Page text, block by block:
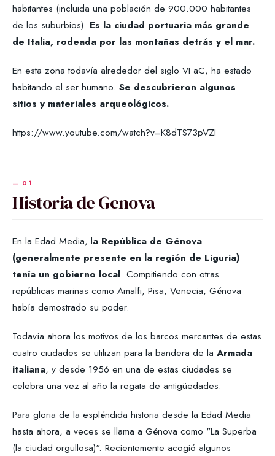
habitantes (incluida una población de 900.000 habitantes
de los suburbios). Es la ciudad portuaria más grande
de Italia, rodeada por las montañas detrás y el mar.
En esta zona todavía alrededor del siglo VI aC, ha estado
habitando el ser humano. Se descubrieron algunos
sitios y materiales arqueológicos.
https://www.youtube.com/watch?v=K8dTS73pVZI
Historia de Genova
En la Edad Media, la República de Génova
(generalmente presente en la región de Liguria)
tenía un gobierno local. Compitiendo con otras
repúblicas marinas como Amalfi, Pisa, Venecia, Génova
había demostrado su poder.
Todavía ahora los motivos de los barcos mercantes de estas
cuatro ciudades se utilizan para la bandera de la Armada
italiana, y desde 1956 en una de estas ciudades se
celebra una vez al año la regata de antigüedades.
Para gloria de la espléndida historia desde la Edad Media
hasta ahora, a veces se llama a Génova como "La Superba
(la ciudad orgullosa)". Recientemente acogió algunos